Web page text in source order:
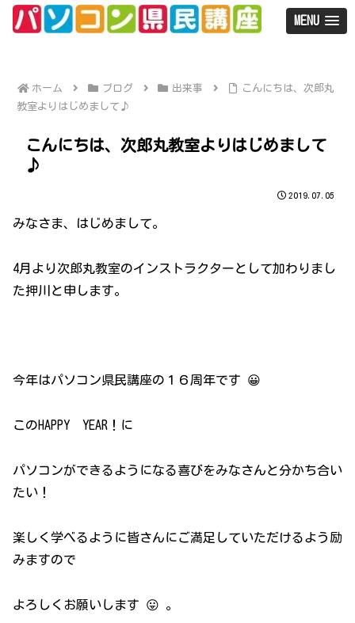
MENU
ホーム ブログ 出来事
こんにちは、次郎丸
教室よりはじめまして♪
こんにちは、次郎丸教室よりはじめまして
♪
2019.07.05
みなさま、はじめまして。
4月より次郎丸教室のインストラクターとして加わりまし
た押川と申します。
今年はパソコン県民講座の１６周年です 😀
このHAPPY YEAR！に
パソコンができるようになる喜びをみなさんと分かち合い
たい！
楽しく学べるように皆さんにご満足していただけるよう励
みますので
よろしくお願いします 😛 。